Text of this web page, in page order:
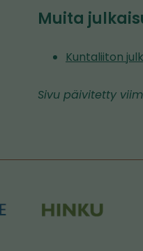
Muita
Kuntaliiton
Sivu päivitetty